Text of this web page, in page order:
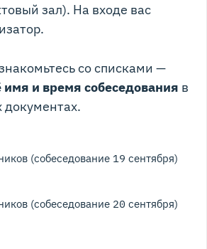
зал). На входе вас
со списками —
имя и время собеседования в
(собеседование 19 сентября)
(собеседование 20 сентября)